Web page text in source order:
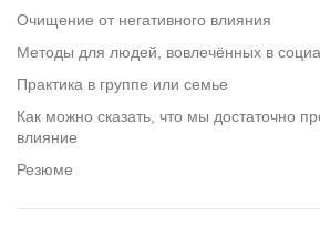
Очищение от негативного влияния
Методы для людей, вовлечённых в
Практика в группе или семье
Как можно сказать, что мы достаточно
влияние
Резюме